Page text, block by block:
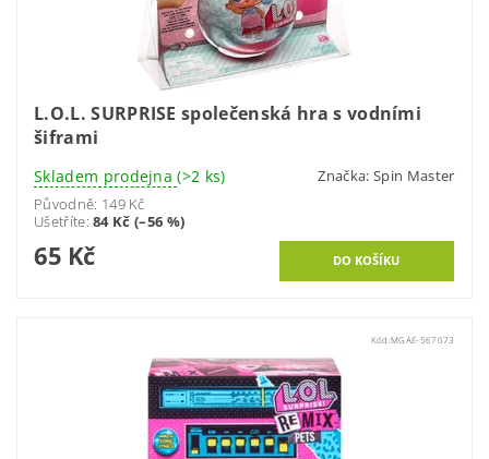
L.O.L. SURPRISE společenská hra s vodními
šiframi
Skladem prodejna(>2 ks) Značka: Spin Master
Původně: 149 Kč
Ušetříte:84 Kč (–56 %)
65 Kč
Kód: MGAE-567073